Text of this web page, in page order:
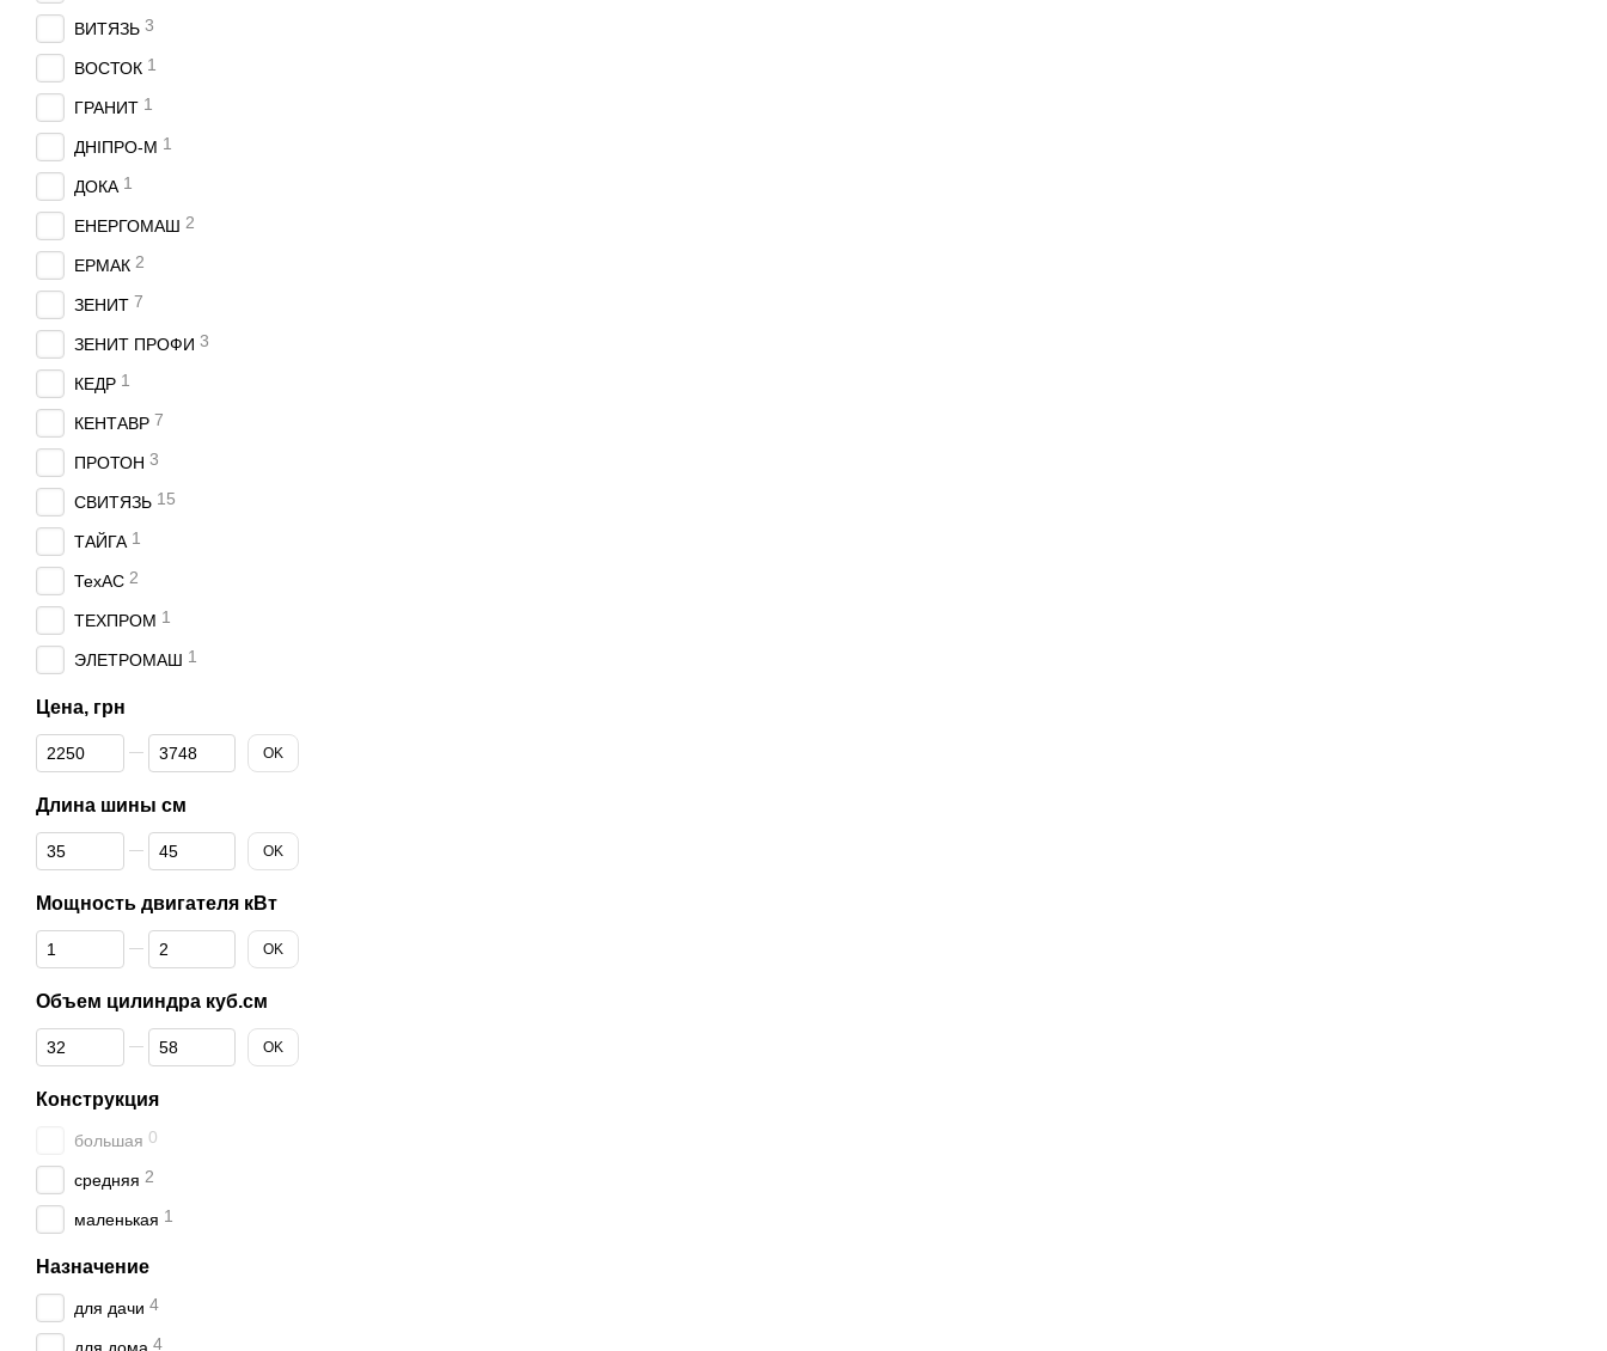
ВИТЯЗЬ 3
ВОСТОК 1
ГРАНИТ 1
ДНIПРО-М 1
ДОКА 1
ЕНЕРГОМАШ 2
ЕРМАК 2
ЗЕНИТ 7
ЗЕНИТ ПРОФИ 3
КЕДР 1
КЕНТАВР 7
ПРОТОН 3
СВИТЯЗЬ 15
ТАЙГА 1
ТехАС 2
ТЕХПРОМ 1
ЭЛЕТРОМАШ 1
Цена, грн
От Цена, грн
До Цена, грн OK
Длина шины см
От Длина шины см
До Длина шины см OK
Мощность двигателя кВт
От Мощность двигателя кВт
До Мощность двигателя кВт OK
Объем цилиндра куб.см
От Объем цилиндра куб.см
До Объем цилиндра куб.см OK
Конструкция
большая 0
средняя 2
маленькая 1
Назначение
для дачи 4
4